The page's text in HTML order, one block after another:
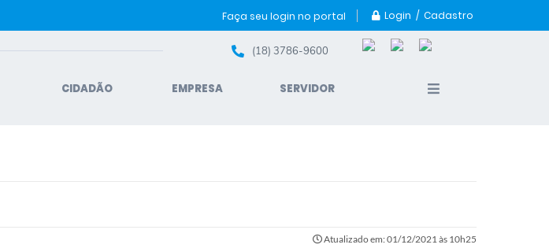
Faça seu login no portal Login / Cadastro
(18) 3786-9600
CIDADÃO EMPRESA SERVIDOR
Atualizado em: 01/12/2021 às 10h25